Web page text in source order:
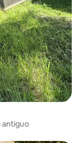
antiguo